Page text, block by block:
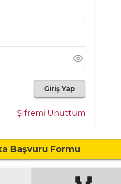
Giriş Yap
Şifremi Unuttum
Başvuru Formu